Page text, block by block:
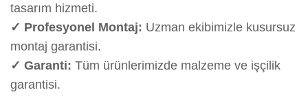
tasarım hizmeti.
✓ Profesyonel Montaj: Uzman ekibimizle kusursuz
montaj garantisi.
✓ Garanti: Tüm ürünlerimizde malzeme ve işçilik
garantisi.